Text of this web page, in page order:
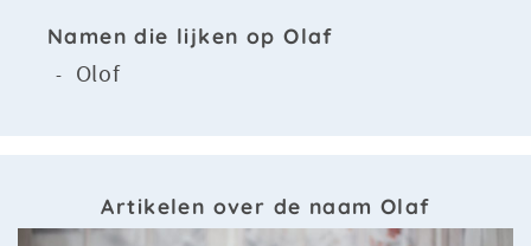
Namen die lijken op Olaf
- Olof
Artikelen over de naam Olaf